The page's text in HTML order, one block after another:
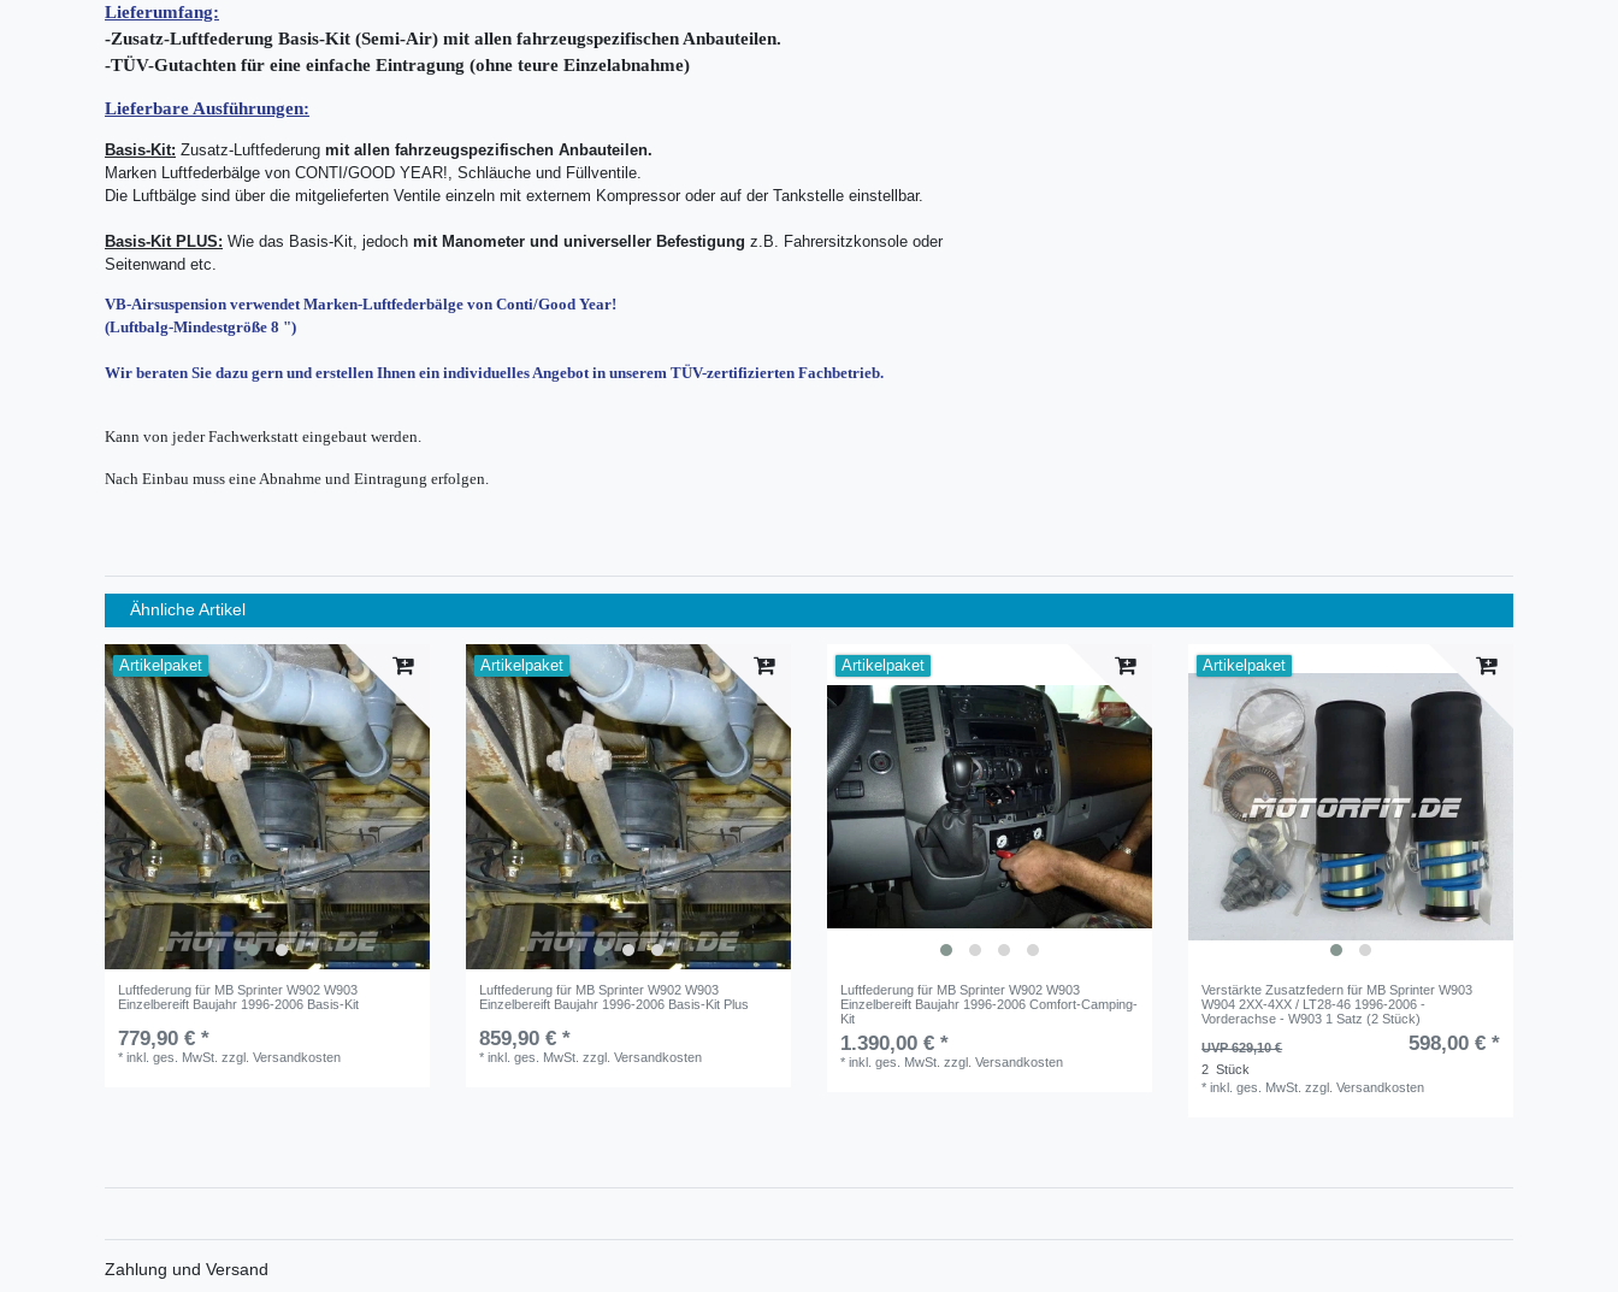
Lieferumfang:
-Zusatz-Luftfederung Basis-Kit (Semi-Air) mit allen fahrzeugspezifischen Anbauteilen.
-TÜV-Gutachten für eine einfache Eintragung (ohne teure Einzelabnahme)
Lieferbare Ausführungen:
Basis-Kit: Zusatz-Luftfederung mit allen fahrzeugspezifischen Anbauteilen.
Marken Luftfederbälge von CONTI/GOOD YEAR!, Schläuche und Füllventile.
Die Luftbälge sind über die mitgelieferten Ventile einzeln mit externem Kompressor oder auf der Tankstelle einstellbar.
Basis-Kit PLUS: Wie das Basis-Kit, jedoch mit Manometer und universeller Befestigung z.B. Fahrersitzkonsole oder
Seitenwand etc.
VB-Airsuspension verwendet Marken-Luftfederbälge von Conti/Good Year!
(Luftbalg-Mindestgröße 8 ")
Wir beraten Sie dazu gern und erstellen Ihnen ein individuelles Angebot in unserem TÜV-zertifizierten Fachbetrieb.
Kann von jeder Fachwerkstatt eingebaut werden.
Nach Einbau muss eine Abnahme und Eintragung erfolgen.
Ähnliche Artikel
Artikelpaket
Luftfederung für MB Sprinter W902 W903
Einzelbereift Baujahr 1996-2006 Basis-Kit
779,90 € *
*inkl. ges. MwSt. zzgl.Versandkosten
Artikelpaket
Luftfederung für MB Sprinter W902 W903
Einzelbereift Baujahr 1996-2006 Basis-Kit Plus
859,90 € *
*inkl. ges. MwSt. zzgl.Versandkosten
Artikelpaket
Luftfederung für MB Sprinter W902 W903
Einzelbereift Baujahr 1996-2006 Comfort-Camping-
Kit
1.390,00 € *
*inkl. ges. MwSt. zzgl.Versandkosten
Artikelpaket
Verstärkte Zusatzfedern für MB Sprinter W903
W904 2XX-4XX / LT28-46 1996-2006 -
Vorderachse - W903 1 Satz (2 Stück)
UVP 629,10 €
598,00 € *
2 Stück
*inkl. ges. MwSt. zzgl.Versandkosten
Zahlung und Versand